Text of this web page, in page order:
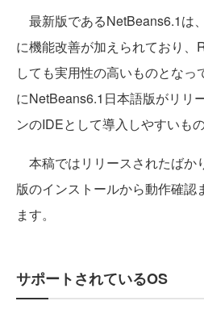
最新版であるNetBeans6.1は
に機能改善が加えられており、
しても実用性の高いものとなっ
にNetBeans6.1日本語版がリリ
ンのIDEとして導入しやすいも
本稿ではリリースされたばか
版のインストールから動作確認
ます。
サポートされているOS